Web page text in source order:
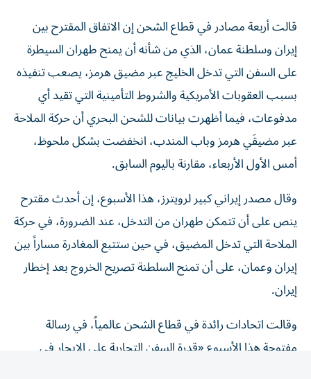
قالت أربعة مصادر في قطاع الشحن إن الاتفاق المقترح بين
إيران وسلطنة عمان، الذي من ‌شأنه أن يمنح طهران السيطرة
على السفن التي تدخل الخليج عبر ​مضيق هرمز، يصعب تنفيذه
بسبب العقوبات الأمريكية والشروط التأمينية ‌التي تقيد أي
مدفوعات، فيما أظهرت بيانات للشحن البحري أن حركة الملاحة
عبر مضيقَي هرمز وباب المندب، انخفضت بشكل ملحوظ، ​
أمس الأول الأربعاء، مقارنة باليوم السابق.
وقال مصدر إيراني كبير لرويترز، هذا الأسبوع، إن أحدث مقترح
ينص على أن تتمكن طهران من التدخل، عند الضرورة، في حركة
الملاحة التي تدخل المضيق، ​في حين ستتبع المغادرة مساراً بين
إيران وعمان، على ‌أن تمنح السلطنة تصريح الخروج بعد إخطار
إيران.
وقالت اتحادات رائدة في قطاع الشحن عالمياً، في رسالة
مفتوحة هذا الأسبوع «قدرة السفن التجارية على الإبحار في
الممرات المائية الدولية بأمان وعلى نحو يمكن التنبؤ به، ومن